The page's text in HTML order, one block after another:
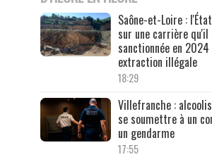
Saône-et-Loire :
sur une carrière qu'il
sanctionnée en 2024
extraction illégale
18:29
Villefranche :
se soumettre à un
un gendarme
17:55